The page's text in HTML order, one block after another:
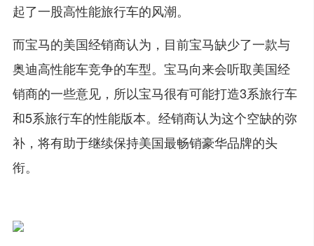
起了一股高性能旅行车的风潮。
而宝马的美国经销商认为，目前宝马缺少了一款与
奥迪高性能车竞争的车型。宝马向来会听取美国经
销商的一些意见，所以宝马很有可能打造3系旅行车
和5系旅行车的性能版本。经销商认为这个空缺的弥
补，将有助于继续保持美国最畅销豪华品牌的头
衔。